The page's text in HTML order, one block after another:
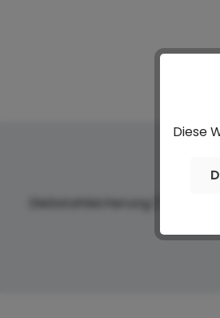
Diebstahlsicherung (750kg)
Diese